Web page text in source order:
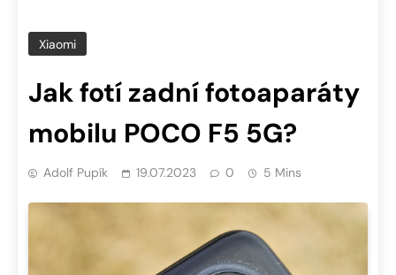
Xiaomi
Jak fotí zadní fotoaparáty
mobilu POCO F5 5G?
Adolf Pupík 19.07.2023 0 5 Mins